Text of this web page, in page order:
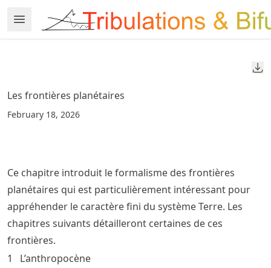
to
article
to
content
Open Menu
Made with MyST
Les frontières planétaires
February 18, 2026
Ce chapitre introduit le formalisme des frontières
planétaires qui est particulièrement intéressant pour
appréhender le caractère fini du système Terre. Les
chapitres suivants détailleront certaines de ces
frontières.
1
L’anthropocène